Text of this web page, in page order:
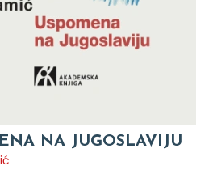
NA JUGOSLAVIJU